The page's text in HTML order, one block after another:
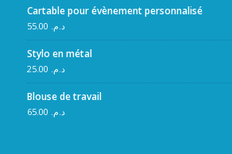
Cartable pour évènement personnalisé
د.م.
Stylo en métal
د.م.
Blouse de travail
د.م.